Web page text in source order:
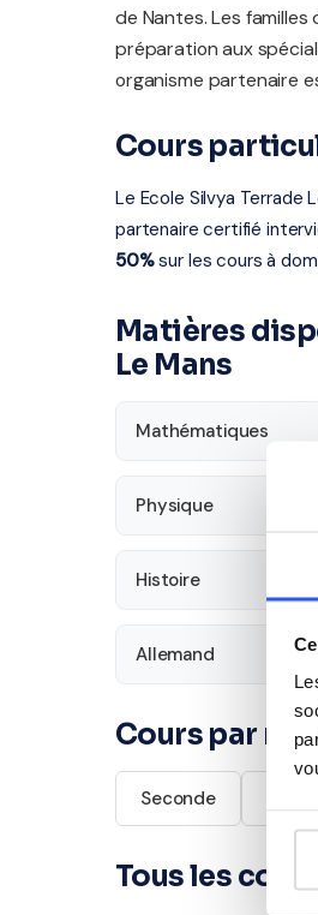
de Nantes. Les
préparation aux
organisme partenaire
Cours
Le Ecole Silvya Terrade
partenaire certifié
50%sur les cours à
Matières
Le Mans
Mathématiques
Physique
Histoire
Allemand
Cours par
Seconde
Tous les